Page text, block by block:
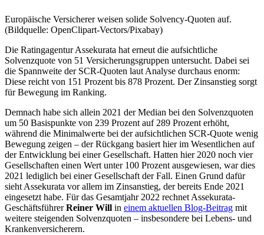
Europäische Versicherer weisen solide Solvency-Quoten auf.
(Bildquelle: OpenClipart-Vectors/Pixabay)
Die Ratingagentur Assekurata hat erneut die aufsichtliche
Solvenzquote von 51 Versicherungsgruppen untersucht. Dabei sei
die Spannweite der SCR-Quoten laut Analyse durchaus enorm:
Diese reicht von 151 Prozent bis 878 Prozent. Der Zinsanstieg sorgt
für Bewegung im Ranking.
Demnach habe sich allein 2021 der Median bei den Solvenzquoten
um 50 Basispunkte von 239 Prozent auf 289 Prozent erhöht,
während die Minimalwerte bei der aufsichtlichen SCR-Quote wenig
Bewegung zeigen – der Rückgang basiert hier im Wesentlichen auf
der Entwicklung bei einer Gesellschaft. Hatten hier 2020 noch vier
Gesellschaften einen Wert unter 100 Prozent ausgewiesen, war dies
2021 lediglich bei einer Gesellschaft der Fall. Einen Grund dafür
sieht Assekurata vor allem im Zinsanstieg, der bereits Ende 2021
eingesetzt habe. Für das Gesamtjahr 2022 rechnet Assekurata-
GeschäftsführerReiner Will in einem aktuellen Blog-Beitrag mit
weitere steigenden Solvenzquoten – insbesondere bei Lebens- und
Krankenversicherern.